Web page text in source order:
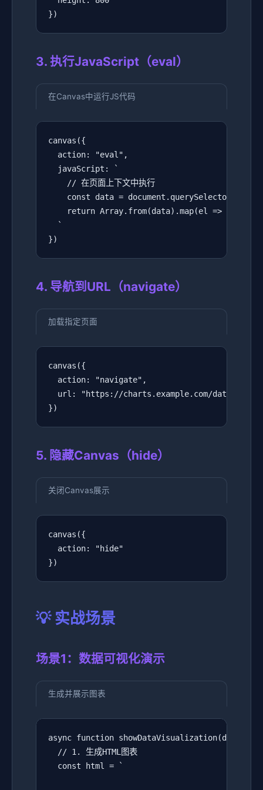
})
3. 执行JavaScript（eval）
在Canvas中运行JS代码
canvas({
  action: "eval",
  javaScript: `
    // 在页面上下文中执行
const data =
return Array.from(data).map(el =>
  `
})
4. 导航到URL（navigate）
加载指定页面
canvas({
  action: "navigate",
  url: "https://charts.example.com/data-viz"
})
5. 隐藏Canvas（hide）
关闭Canvas展示
canvas({
  action: "hide"
})
💡 实战场景
场景1：数据可视化演示
生成并展示图表
async function showDataVisualization(data) {
  // 1. 生成HTML图表
  const html = `